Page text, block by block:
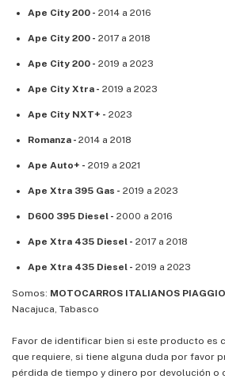
Ape City 200 - 2014 a 2016
Ape City 200 - 2017 a 2018
Ape City 200 - 2019 a 2023
Ape City Xtra - 2019 a 2023
Ape City NXT+ - 2023
Romanza - 2014 a 2018
Ape Auto+ - 2019 a 2021
Ape Xtra 395 Gas - 2019 a 2023
D600 395 Diesel - 2000 a 2016
Ape Xtra 435 Diesel - 2017 a 2018
Ape Xtra 435 Diesel - 2019 a 2023
Somos: MOTOCARROS ITALIANOS PIAGGIO
Nacajuca, Tabasco
Favor de identificar bien si este producto es
que requiere, si tiene alguna duda por favor
pérdida de tiempo y dinero por devolución o